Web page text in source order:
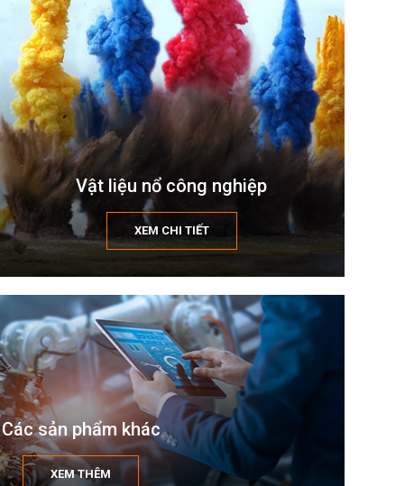
Vật liệu nổ công nghiệp
XEM CHI TIẾT
Các sản phẩm khác
XEM THÊM